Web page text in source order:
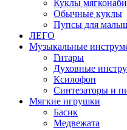
Куклы
Обычные куклы
Пупсы для
ЛЕГО
Музыкальные
Гитары
Духовные
Ксилофон
Синтезаторы и
Мягкие игрушки
Басик
Медвежата